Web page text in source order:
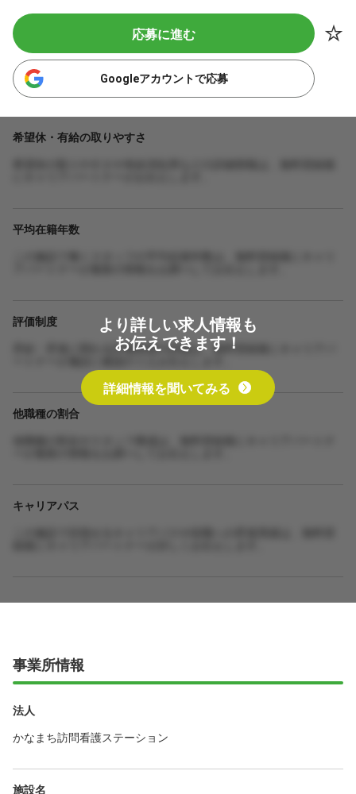
応募に進む
Googleアカウントで応募
希望休・有給の取りやすさ
平均在籍年数
評価制度
昇給・昇進に関わる評価制度の詳細は、無料登録後にキャリアパ
他職種の割合
キャリアパス
より詳しい求人情報も
お伝えできます！
詳細情報を聞いてみる
事業所情報
法人
かなまち訪問看護ステーション
施設名